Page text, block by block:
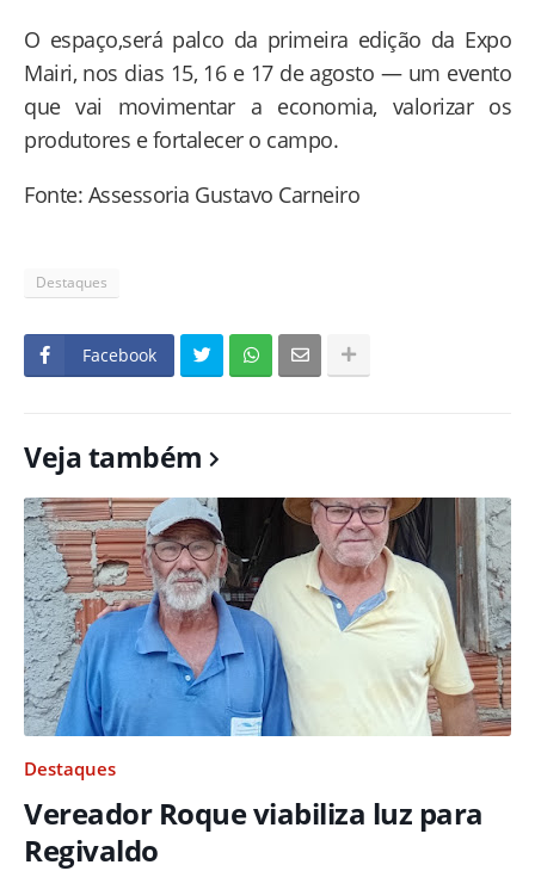
O espaço,será palco da primeira edição da Expo
Mairi, nos dias 15, 16 e 17 de agosto — um evento
que vai movimentar a economia, valorizar os
produtores e fortalecer o campo.
Fonte: Assessoria Gustavo Carneiro
Destaques
Facebook
Veja também
Destaques
Vereador Roque viabiliza luz para
Regivaldo